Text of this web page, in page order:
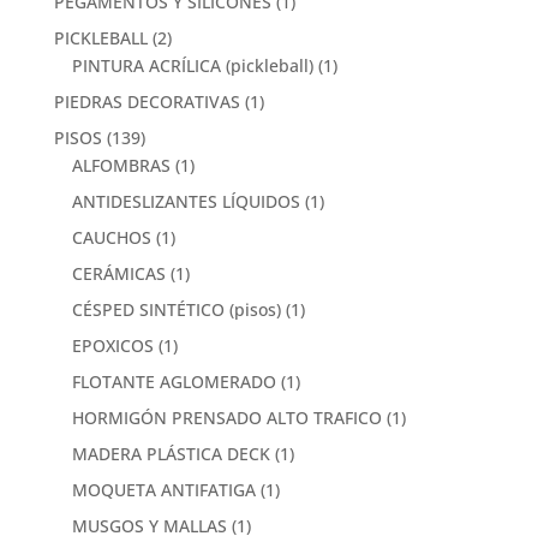
PICKLEBALL (2)
PINTURA ACRÍLICA (pickleball) (1)
PIEDRAS DECORATIVAS (1)
PISOS (139)
ALFOMBRAS (1)
ANTIDESLIZANTES LÍQUIDOS (1)
CAUCHOS (1)
CERÁMICAS (1)
CÉSPED SINTÉTICO (pisos) (1)
EPOXICOS (1)
FLOTANTE AGLOMERADO (1)
HORMIGÓN PRENSADO ALTO TRAFICO (1)
MADERA PLÁSTICA DECK (1)
MOQUETA ANTIFATIGA (1)
MUSGOS Y MALLAS (1)